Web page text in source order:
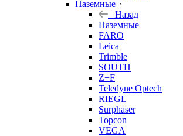
Наземные
Назад
Наземные
FARO
Leica
Trimble
SOUTH
Z+F
Teledyne Optech
RIEGL
Surphaser
Topcon
VEGA